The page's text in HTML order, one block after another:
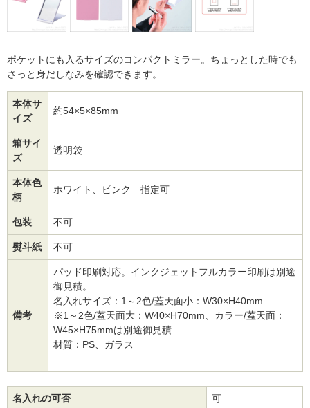
ポケットにも入るサイズのコンパクトミラー。ちょっとした時でも
さっと身だしなみを確認できます。
本体サ
イズ
約54×5×85mm
箱サイ
ズ
透明袋
本体色
柄
ホワイト、ピンク 指定可
包装 不可
熨斗紙 不可
備考
パッド印刷対応。インクジェットフルカラー印刷は別途
御見積。
名入れサイズ：1～2色/蓋天面小：W30×H40mm
※1～2色/蓋天面大：W40×H70mm、カラー/蓋天面：
W45×H75mmは別途御見積
材質：PS、ガラス
名入れの可否 可